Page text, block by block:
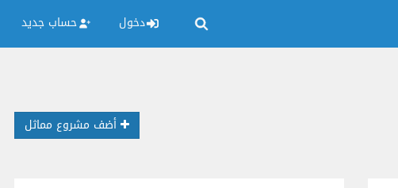
دخول حساب جديد
أضف مشروع مماثل